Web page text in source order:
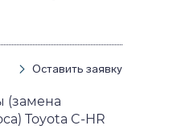
Оставить заявку
(замена
Toyota C-HR